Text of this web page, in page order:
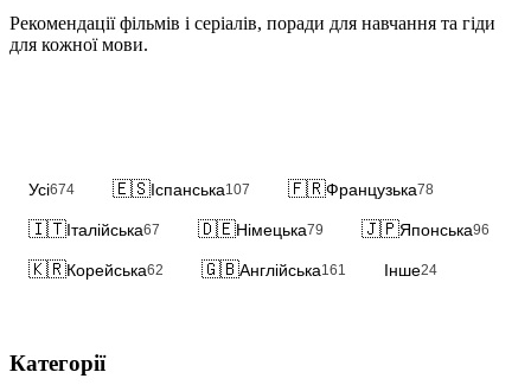
Рекомендації фільмів і серіалів, поради для навчання та гіди
для кожної мови.
Усі674 🇪🇸Іспанська107 🇫🇷Французька78
🇮🇹Італійська67 🇩🇪Німецька79 🇯🇵Японська96
🇰🇷Корейська62 🇬🇧Англійська161 Інше24
Категорії